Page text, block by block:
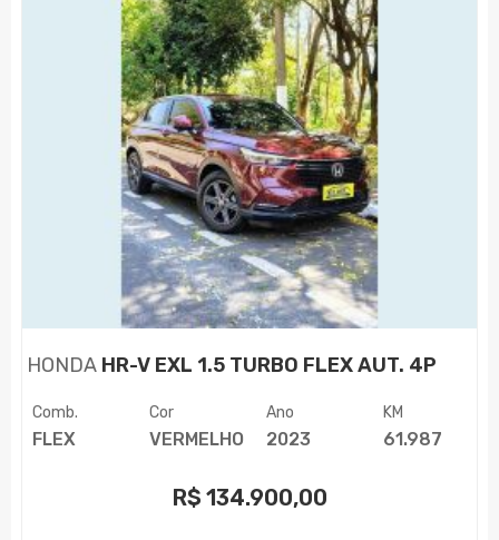
HONDA HR-V EXL 1.5 TURBO FLEX AUT. 4P
Comb.
FLEX
Cor
VERMELHO
Ano
2023
KM
61.987
R$ 134.900,00